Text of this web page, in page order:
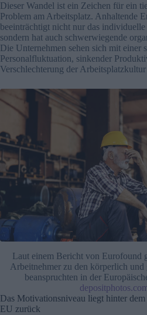
Dieser Wandel ist ein Zeichen für ein
Problem am Arbeitsplatz. Anhaltende
beeinträchtigt nicht nur das
sondern hat auch schwerwiegende
Die Unternehmen sehen sich mit einer
Personalfluktuation, sinkender
Verschlechterung der
Laut einem Bericht von Eurofound
Arbeitnehmer zu den körperlich und
beanspruchten in der
Das Motivationsniveau liegt hinter
EU zurück